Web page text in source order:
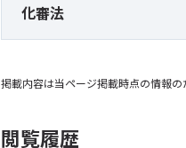
化審法
掲載内容は当ページ掲載時点の情報
閲覧履歴